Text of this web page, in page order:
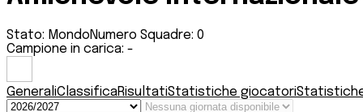
Stato: MondoNumero Squadre: 0
Campione in carica: -
GeneraliClassificaRisultatiStatistiche giocatori